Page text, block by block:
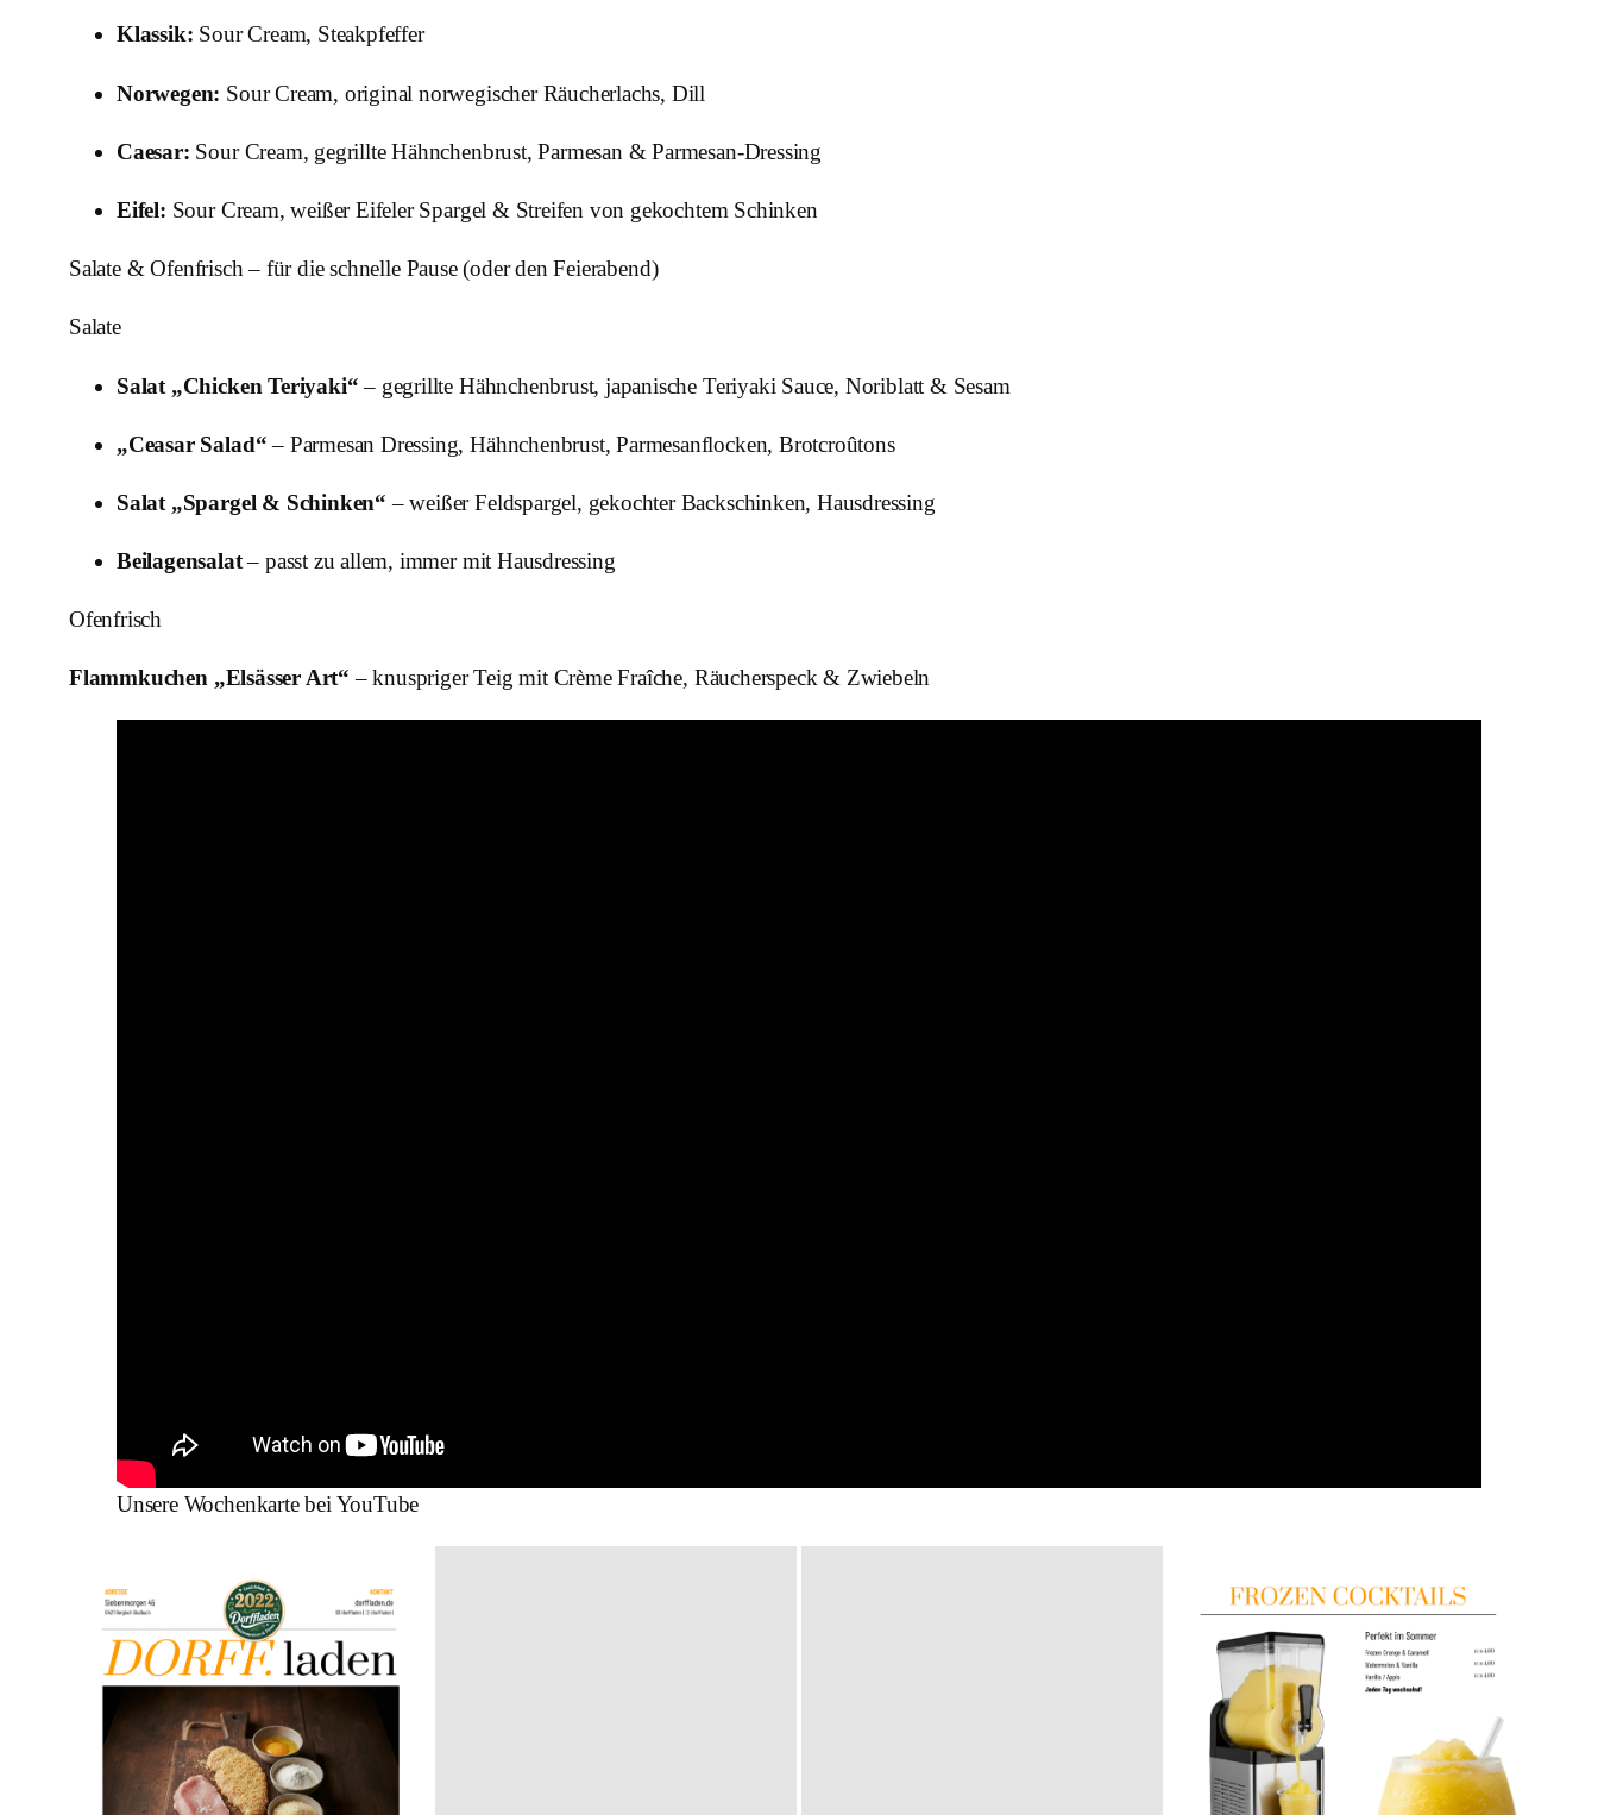
Klassik: Sour Cream, Steakpfeffer
Norwegen: Sour Cream, original norwegischer Räucherlachs, Dill
Caesar: Sour Cream, gegrillte Hähnchenbrust, Parmesan & Parmesan-Dressing
Eifel: Sour Cream, weißer Eifeler Spargel & Streifen von gekochtem Schinken
Salate & Ofenfrisch – für die schnelle Pause (oder den Feierabend)
Salate
Salat „Chicken Teriyaki“– gegrillte Hähnchenbrust, japanische Teriyaki Sauce, Noriblatt & Sesam
„Ceasar Salad“– Parmesan Dressing, Hähnchenbrust, Parmesanflocken, Brotcroûtons
Salat „Spargel & Schinken“ – weißer Feldspargel, gekochter Backschinken, Hausdressing
Beilagensalat– passt zu allem, immer mit Hausdressing
Ofenfrisch
Flammkuchen „Elsässer Art“ – knuspriger Teig mit Crème Fraîche, Räucherspeck & Zwiebeln
Unsere Wochenkarte bei YouTube